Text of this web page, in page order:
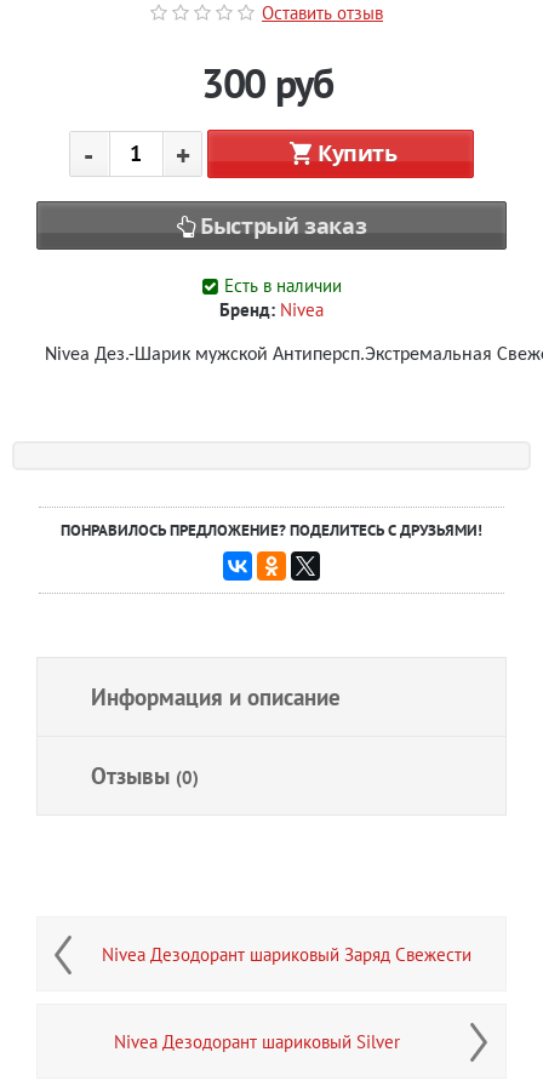
Оставить отзыв
300 руб
- + Купить
Быстрый заказ
Есть в наличии
Бренд: Nivea
Nivea Дез.-Шарик мужской Антиперсп.Экстремальная
ПОНРАВИЛОСЬ ПРЕДЛОЖЕНИЕ? ПОДЕЛИТЕСЬ С ДРУЗЬЯМИ!
Информация и описание
Отзывы (0)
Nivea Дезодорант шариковый Заряд Свежести
Nivea Дезодорант шариковый Silver